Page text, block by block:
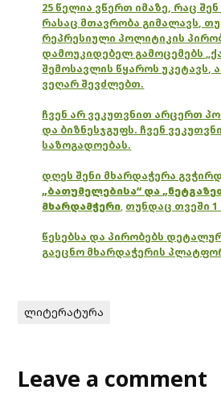
25 წელია ვწერთ იმაზე, რაც შენ
რასაც მთავრობა გიმალავს,
რეპრესიული პოლიტიკის
დამოუკიდებელ გამოცემებს
შემოსავლის წყაროს უკეტავს,
ვეღარ შევძლებთ.
ჩვენ არ ვეკუთვნით არცერთ
და ბიზნესჯგუფს. ჩვენ
საზოგადოებას.
დღეს შენი მხარდაჭერა
„ბათუმელებისა“ და
მხარდამჭერი, თუნდაც თვეში
წესებსა და პირობებს
გაეცნო მხარდაჭერის
ლიტერატურა
Leave a comment